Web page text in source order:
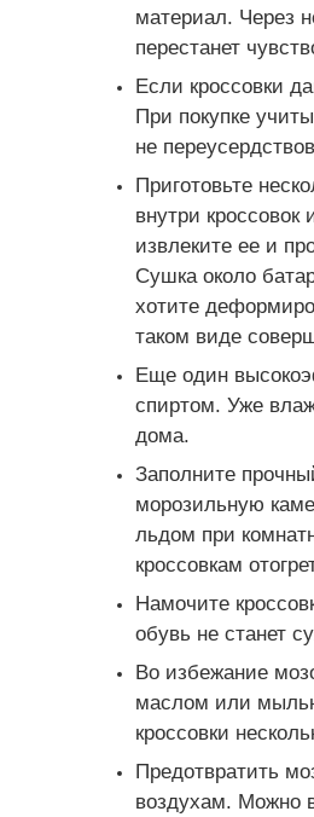
материал. Через
перестанет
Если кроссовки
При покупке
не
Приготовьте
внутри кроссовок
извлеките ее и
Сушка около
хотите
таком виде
Еще один
спиртом. Уже
дома.
Заполните
морозильную
льдом при
кроссовкам
Намочите
обувь не станет
Во избежание
маслом или
кроссовки
Предотвратить
воздухам. Можно